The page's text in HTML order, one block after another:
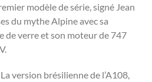
modèle de série, signé Jean
du mythe Alpine avec sa
de verre et son moteur de 747
version brésilienne de l’A108,